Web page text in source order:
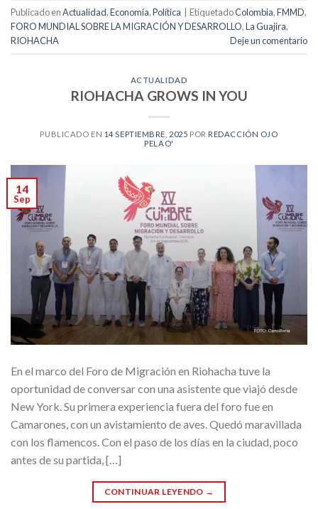
Publicado enActualidad,Economía,Política EtiquetadoColombia,FMMD,
FORO MUNDIAL SOBRE LA MIGRACIÓN Y DESARROLLO,La Guajira,
RIOHACHA
Deje un comentario
ACTUALIDAD
RIOHACHA GROWS IN YOU
PUBLICADO EN 14 SEPTIEMBRE, 2025 POR REDACCIÓN OJO
PELAO'
14
Sep
En el marco del Foro de Migración en Riohacha tuve la
oportunidad de conversar con una asistente que viajó desde
New York. Su primera experiencia fuera del foro fue en
Camarones, con un avistamiento de aves. Quedó maravillada
con los flamencos. Con el paso de los días en la ciudad, poco
antes de su partida, […]
CONTINUAR LEYENDO →